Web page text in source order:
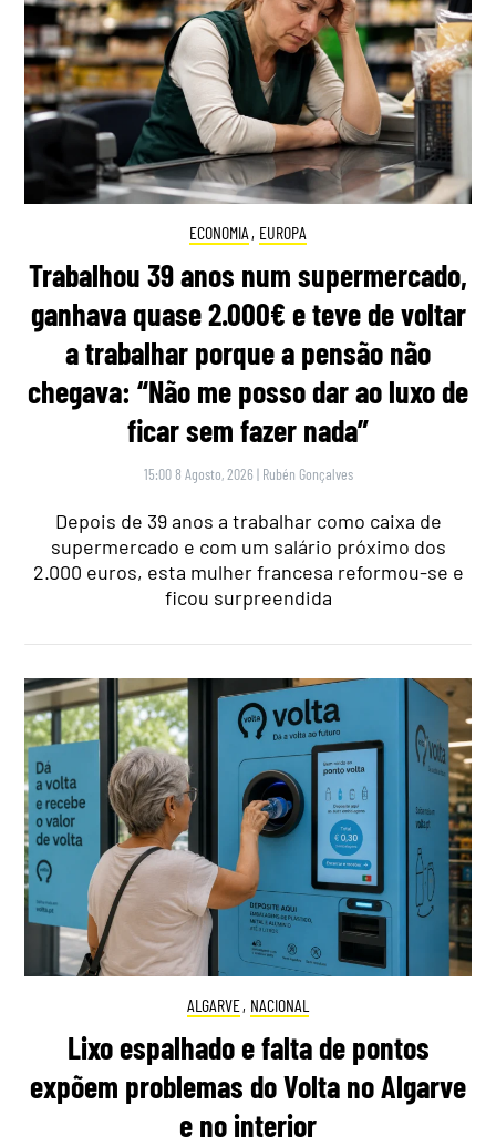
ECONOMIA , EUROPA
Trabalhou 39 anos num supermercado,
ganhava quase 2.000€ e teve de voltar
a trabalhar porque a pensão não
chegava: “Não me posso dar ao luxo de
ficar sem fazer nada”
15:00 8 Agosto, 2026 | Rubén Gonçalves
Depois de 39 anos a trabalhar como caixa de
supermercado e com um salário próximo dos
2.000 euros, esta mulher francesa reformou-se e
ficou surpreendida
ALGARVE, NACIONAL
Lixo espalhado e falta de pontos
expõem problemas do Volta no Algarve
e no interior